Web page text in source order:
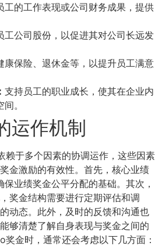
工的工作表现或公司财务成果，提供
工公司股份，以促进其对公司长远发
康保险、退休金等，以提升员工满意
支持员工的职业成长，使其在企业内
。
运作机制
赖于多个因素的协调运作，这些因素
金激励的有效性。首先，核心业绩
业绩奖金公平分配的基础。其次，
奖金结构需要进行定期评估和调
动态。此外，及时的反馈和沟通也
够清楚了解自身表现与奖金之间的
金时，通常还会考虑以下几方面：